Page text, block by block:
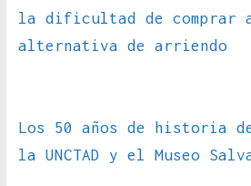
la dificultad de comprar
alternativa de arriendo
Los 50 años de historia
la UNCTAD y el Museo